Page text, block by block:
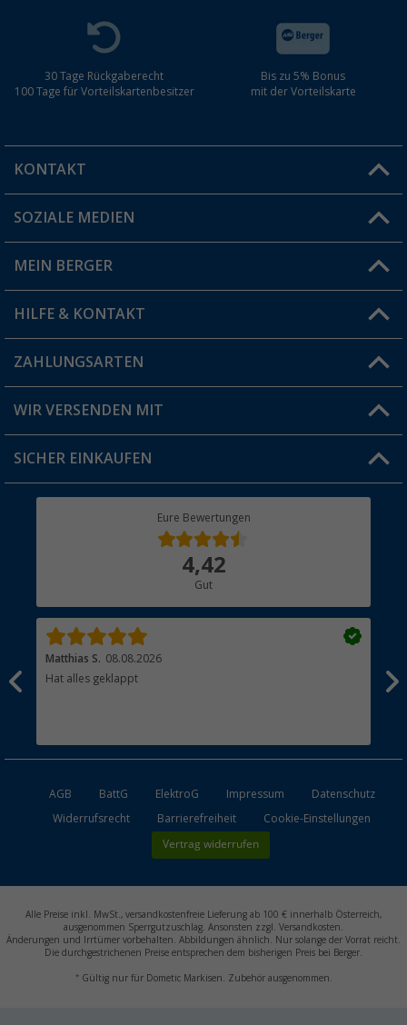
30 Tage Rückgaberecht
100 Tage für Vorteilskartenbesitzer
Bis zu 5% Bonus
mit der Vorteilskarte
KONTAKT
Du hast eine Frage?
Filiale finden
SOZIALE MEDIEN
MEIN BERGER
Vorteilskarte
Blog
Jobs & Karriere
HILFE & KONTAKT
FAQ & Kontakt
Versandinformationen
Rücksendung
ZAHLUNGSARTEN
WIR VERSENDEN MIT
SICHER EINKAUFEN
Eure Bewertungen
4,42
Gut
Matthias S. 08.08.2026
Hat alles geklappt
AGB BattG ElektroG Impressum
Datenschutz
Widerrufsrecht
Barrierefreiheit Cookie-Einstellungen
Vertrag widerrufen
Alle Preise inkl. MwSt., versandkostenfreie Lieferung ab 100 € innerhalb Österreich,
ausgenommen Sperrgutzuschlag. Ansonsten zzgl. Versandkosten.
Änderungen und Irrtümer vorbehalten. Abbildungen ähnlich. Nur solange der Vorrat reicht.
Die durchgestrichenen Preise entsprechen dem bisherigen Preis bei Berger.
*Gültig nur für Dometic Markisen. Zubehör ausgenommen.